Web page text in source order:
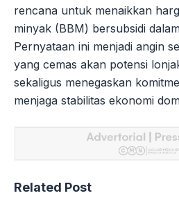
rencana untuk menaikkan
minyak (BBM) bersubsidi
Pernyataan ini menjadi angin
yang cemas akan potensi
sekaligus menegaskan
menjaga stabilitas ekonomi
Related Post